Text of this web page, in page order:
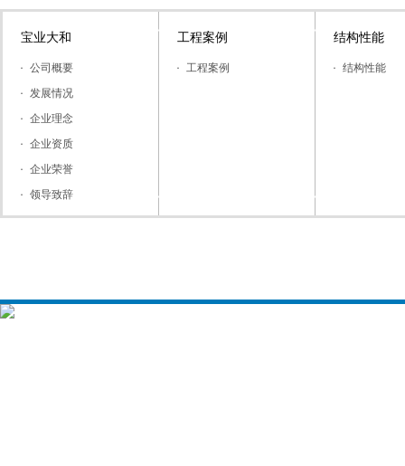
宝业大和
公司概要
发展情况
企业理念
企业资质
企业荣誉
领导致辞
工程案例
工程案例
结构性能
结构性能